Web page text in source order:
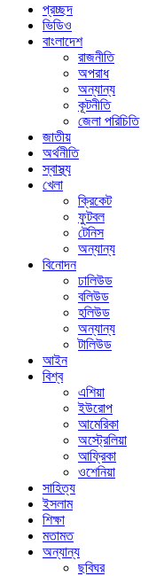
প্রচ্ছদ
ভিডিও
বাংলাদেশ
রাজনীতি
অপরাধ
অন্যান্য
কূটনীতি
জেলা পরিচিতি
জাতীয়
অর্থনীতি
স্বাস্থ্য
খেলা
ক্রিকেট
ফুটবল
টেনিস
অন্যান্য
বিনোদন
ঢালিউড
বলিউড
হলিউড
অন্যান্য
টালিউড
আইন
বিশ্ব
এশিয়া
ইউরোপ
আমেরিকা
অস্ট্রেলিয়া
আফ্রিকা
ওশেনিয়া
সাহিত্য
ইসলাম
শিক্ষা
মতামত
অন্যান্য
ছবিঘর